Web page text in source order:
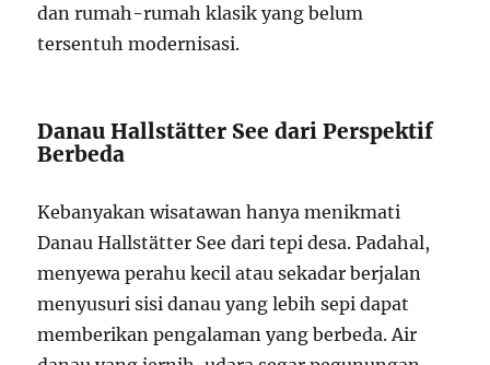
dan rumah-rumah klasik yang belum
tersentuh modernisasi.
Danau Hallstätter See dari Perspektif
Berbeda
Kebanyakan wisatawan hanya menikmati
Danau Hallstätter See dari tepi desa. Padahal,
menyewa perahu kecil atau sekadar berjalan
menyusuri sisi danau yang lebih sepi dapat
memberikan pengalaman yang berbeda. Air